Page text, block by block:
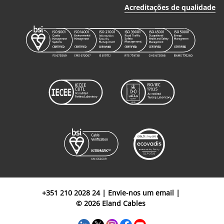
Acreditações de qualidade
+351 210 2028 24| Envie-nos um email |
© 2026 Eland Cables